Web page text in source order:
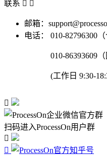
联系  
邮箱：
电话：
010-82796300（
010-86393609（
(工作日 9:30-

扫码进入ProcessOn用户群

